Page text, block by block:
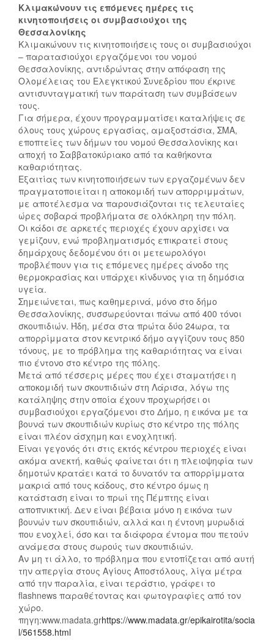
Κλιμακώνουν τις επόμενες ημέρες τις
κινητοποιήσεις οι συμβασιούχοι της
Θεσσαλονίκης
Κλιμακώνουν τις κινητοποιήσεις τους οι συμβασιούχοι
– παρατασιούχοι εργαζόμενοι του νομού
Θεσσαλονίκης, αντιδρώντας στην απόφαση της
Ολομέλειας του Ελεγκτικού Συνεδρίου που έκρινε
αντισυνταγματική των παράταση των συμβάσεων
τους.
Για σήμερα, έχουν προγραμματίσει καταλήψεις σε
όλους τους χώρους εργασίας, αμαξοστάσια, ΣΜΑ,
εποπτείες των δήμων του νομού Θεσσαλονίκης και
αποχή το Σαββατοκύριακο από τα καθήκοντα
καθαριότητας.
Εξαιτίας των κινητοποιήσεων των εργαζομένων δεν
πραγματοποιείται η αποκομιδή των απορριμμάτων,
με αποτέλεσμα να παρουσιάζονται τις τελευταίες
ώρες σοβαρά προβλήματα σε ολόκληρη την πόλη.
Οι κάδοι σε αρκετές περιοχές έχουν αρχίσει να
γεμίζουν, ενώ προβληματισμός επικρατεί στους
δημάρχους δεδομένου ότι οι μετεωρολόγοι
προβλέπουν για τις επόμενες ημέρες άνοδο της
θερμοκρασίας και υπάρχει κίνδυνος για τη δημόσια
υγεία.
Σημειώνεται, πως καθημερινά, μόνο στο δήμο
Θεσσαλονίκης, συσσωρεύονται πάνω από 400 τόνοι
σκουπιδιών. Ήδη, μέσα στα πρώτα δύο 24ωρα, τα
απορρίμματα στον κεντρικό δήμο αγγίζουν τους 850
τόνους, με το πρόβλημα της καθαριότητας να είναι
πιο έντονο στο κέντρο της πόλης.
Μετά από τέσσερις μέρες που έχει σταματήσει η
αποκομιδή των σκουπιδιών στη Λάρισα, λόγω της
κατάληψης στην οποία έχουν προχωρήσει οι
συμβασιούχοι εργαζόμενοι στο Δήμο, η εικόνα με τα
βουνά των σκουπιδιών κυρίως στο κέντρο της πόλης
είναι πλέον άσχημη και ενοχλητική.
Είναι γεγονός ότι στις εκτός κέντρου περιοχές είναι
ακόμα ανεκτή, καθώς φαίνεται ότι η πλειοψηφία των
δημοτών κρατάει κατά το δυνατόν τα απορρίμματα
μακριά από τους κάδους, στο κέντρο όμως η
κατάσταση είναι το πρωί της Πέμπτης είναι
αποπνικτική. Δεν είναι βέβαια μόνο η εικόνα των
βουνών των σκουπιδιών, αλλά και η έντονη μυρωδιά
που ενοχλεί, όσο και τα διάφορα έντομα που πετούν
ανάμεσα στους σωρούς των σκουπιδιών.
Αν μη τι άλλο, το πρόβλημα που εντοπίζεται από αυτή
την απεργία στους Αγίους Αποστόλους, λίγα μέτρα
από την παραλία, είναι τεράστιο, γράφει το
flashnews παραθέτοντας και φωτογραφίες από τον
χώρο.
πηγη:www.madata.grhttps://www.madata.gr/epikairotita/socia
l/561558.html
Κ
Α
Τ
Ά
Λ
Η
Ψ
Η
Σ
Τ
Ο
Π
Ο
Λ
Υ
Τ
Ε
Χ
Ν
Ε
Ί